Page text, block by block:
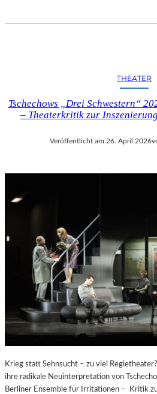
THEATER
Tschechows „Drei Schwestern“
– Theaterkritik zur
Veröffentlicht am:26. April 2026
Krieg statt Sehnsucht – zu viel
ihre radikale Neuinterpretation von
Berliner Ensemble für Irritationen – Kritik